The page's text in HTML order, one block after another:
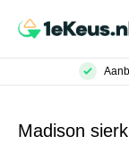
Madison